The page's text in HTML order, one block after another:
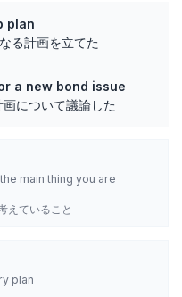
plan
る計画を立てた
a new bond issue
について議論した
main thing you are
えていること
plan